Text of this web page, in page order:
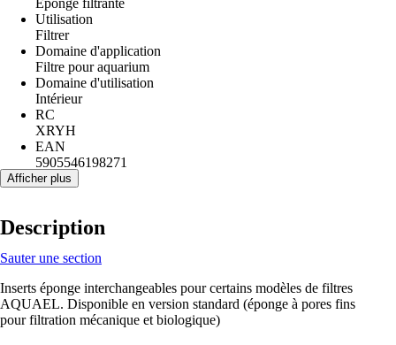
Éponge filtrante
Utilisation
Filtrer
Domaine d'application
Filtre pour aquarium
Domaine d'utilisation
Intérieur
RC
XRYH
EAN
5905546198271
Afficher plus
Description
Sauter une section
Inserts éponge interchangeables pour certains modèles de filtres
AQUAEL. Disponible en version standard (éponge à pores fins
pour filtration mécanique et biologique)